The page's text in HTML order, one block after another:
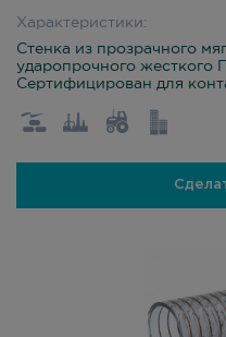
Характеристики:
Стенка из прозрачного
ударопрочного жесткого
Сертифицирован для